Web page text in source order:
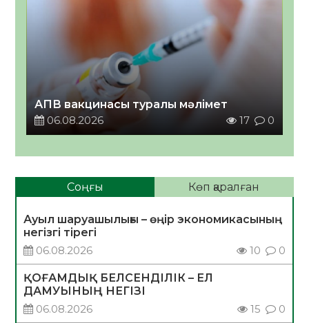
АПВ вакцинасы туралы мәлімет
06.08.2026
17 0
Соңғы Көп қаралған
Ауыл шаруашылығы – өңір экономикасының
негізгі тірегі
06.08.2026
10 0
ҚОҒАМДЫҚ БЕЛСЕНДІЛІК – ЕЛ
ДАМУЫНЫҢ НЕГІЗІ
06.08.2026
15 0